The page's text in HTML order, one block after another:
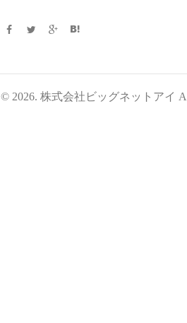
© 2026. 株式会社ビッグネットアイ